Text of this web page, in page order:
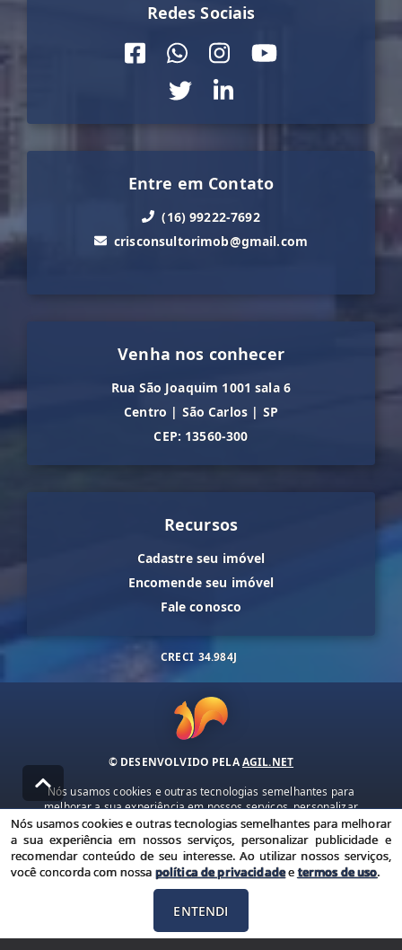
Redes Sociais
Entre em Contato
(16) 99222-7692
crisconsultorimob@gmail.com
Venha nos conhecer
Rua São Joaquim 1001 sala 6
Centro | São Carlos | SP
CEP: 13560-300
Recursos
Cadastre seu imóvel
Encomende seu imóvel
Fale conosco
CRECI 34.984J
© DESENVOLVIDO PELAAGIL.NET
Nós usamos cookies e outras tecnologias semelhantes para
melhorar a sua experiência em nossos serviços, personalizar
publicidade e recomendar conteúdo de seu interesse. Ao utilizar
nossos serviços, você concorda com nossa política de privacidade e
termos de uso.
Política de Privacidade Termos de uso
Nós usamos cookies e outras tecnologias semelhantes para melhorar
a sua experiência em nossos serviços, personalizar publicidade e
recomendar conteúdo de seu interesse. Ao utilizar nossos serviços,
você concorda com nossa política de privacidadeetermos de uso.
ENTENDI